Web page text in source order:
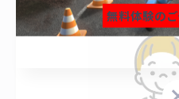
無料体験の
無料体験の
無料体験の